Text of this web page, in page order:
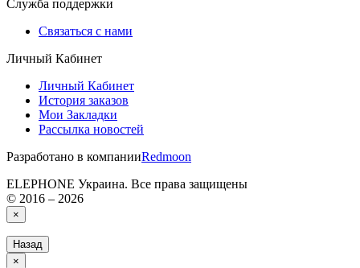
Служба поддержки
Связаться с нами
Личный Кабинет
Личный Кабинет
История заказов
Мои Закладки
Рассылка новостей
Разработано в компанииRedmoon
ELEPHONE Украина. Все права защищены
© 2016 – 2026
×
Назад
×